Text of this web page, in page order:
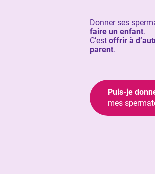
Donner ses
faire un enfant.
C’est offrir à
parent.
Puis-je
mes